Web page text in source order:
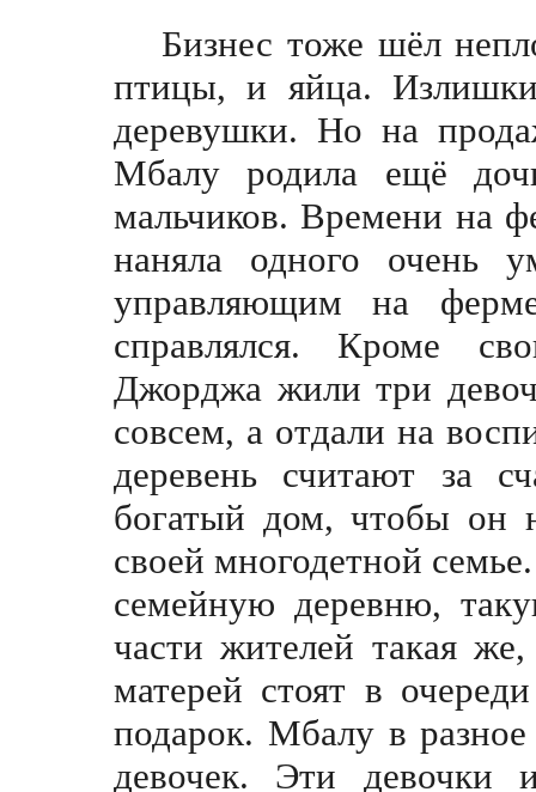
Бизнес тоже шёл
птицы, и яйца.
деревушки. Но на
Мбалу родила ещё
мальчиков. Времени на
наняла одного очень
управляющим на
справлялся. Кроме
Джорджа жили три
совсем, а отдали на
деревень считают за
богатый дом, чтобы он
своей многодетной
семейную деревню,
части жителей такaя
матерей стоят в
подарок. Мбалу в
девочек. Эти